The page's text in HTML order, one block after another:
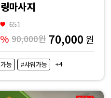
마사지
651
90,000원 70,000 원
능 #샤워가능 +4